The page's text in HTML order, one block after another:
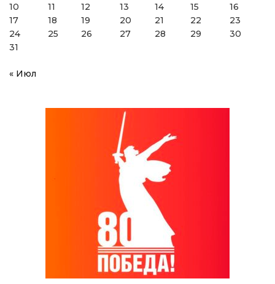
10
11 12 13 14 15
16
17
18 19 20 21 22
23
24
25 26 27 28 29
30
31
« Июл